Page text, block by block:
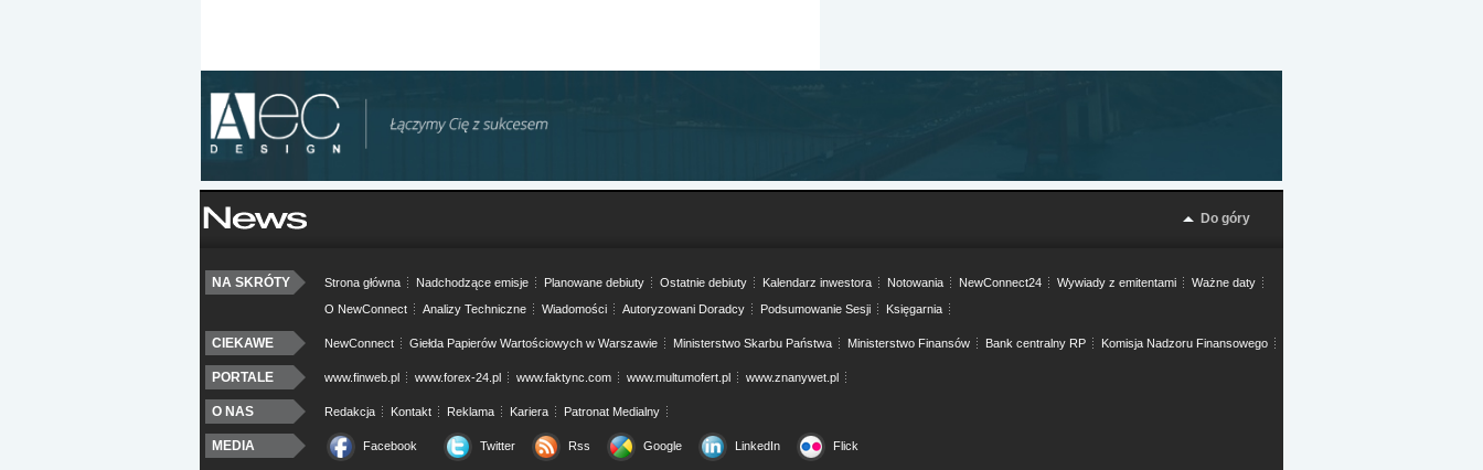
Do góry
NA SKRÓTY Strona główna Nadchodzące emisje Planowane debiuty Ostatnie debiuty Kalendarz inwestora Notowania NewConnect24 Wywiady z emitentami
Ważne daty
O NewConnect
Analizy Techniczne Wiadomości Autoryzowani Doradcy Podsumowanie Sesji Księgarnia
CIEKAWE NewConnect Giełda Papierów Wartościowych w Warszawie Ministerstwo Skarbu Państwa Ministerstwo Finansów Bank centralny RP Komisja Nadzoru Finansowego
PORTALE www.finweb.pl www.forex-24.pl www.faktync.com www.multumofert.pl www.znanywet.pl
O NAS Redakcja Kontakt Reklama Kariera Patronat Medialny
MEDIA Facebook Twitter Rss Google LinkedIn Flick